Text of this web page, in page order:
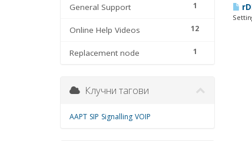
1
General Support
12
Online Help Videos
1
Replacement node
Клучни тагови
AAPT SIP Signalling VOIP